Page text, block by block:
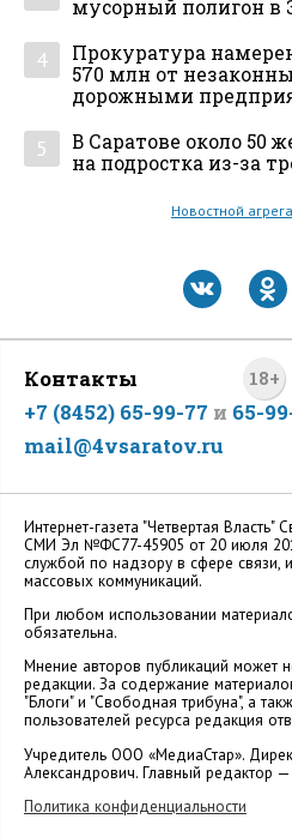
мусорный полигон в
4
Прокуратура
570 млн от
дорожными
5
В Саратове около 50
на подростка из-за
Новостной
18+
Контакты
+7 (8452) 65-99-77 и 65-
mail@4vsaratov.ru
Интернет-газета "Четвертая Власть"
СМИ Эл №ФС77-45905 от 20 июля
службой по надзору в сфере связи,
массовых коммуникаций.
При любом использовании
обязательна.
Мнение авторов публикаций может
редакции. За содержание
"Блоги" и "Свободная трибуна", а
пользователей ресурса редакция
Учредитель ООО «МедиаСтар».
Александрович. Главный редактор
Политика конфиденциальности